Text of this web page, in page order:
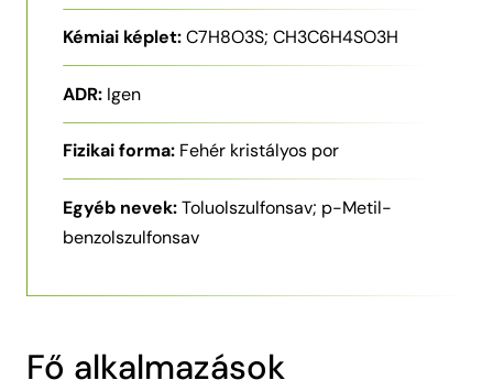
Kémiai képlet:C7H8O3S; CH3C6H4SO3H
ADR: Igen
Fizikai forma: Fehér kristályos por
Egyéb nevek:Toluolszulfonsav; p-Metil-
benzolszulfonsav
Fő alkalmazások